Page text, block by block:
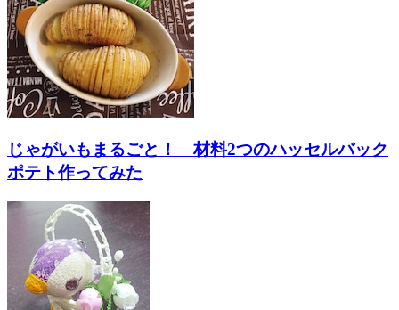
じゃがいもまるごと！ 材料2つのハッセルバック
ポテト作ってみた